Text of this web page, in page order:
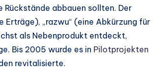
abbauen sollten. Der
„razwu“ (eine Abkürzung für
als Nebenprodukt entdeckt,
Bis 2005 wurde es in Pilotprojekten
revitalisierte.